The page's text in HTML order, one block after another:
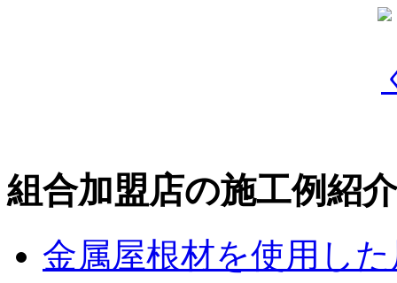
組合加盟店の施工例紹介
金属屋根材を使用し